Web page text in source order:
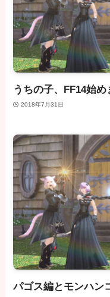
うちの子、FF14始め
2018年7月31日
パゴス編とモンハン